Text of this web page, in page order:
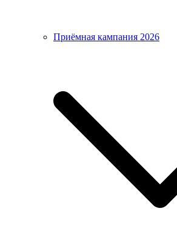
Приёмная кампания 2026